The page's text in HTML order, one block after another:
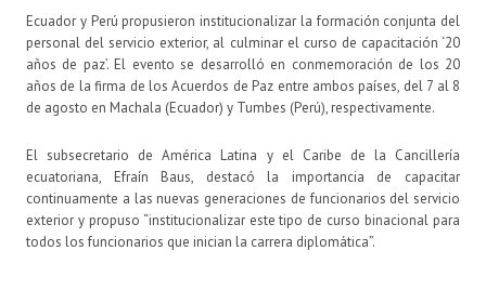
Ecuador y Perú propusieron institucionalizar la formación conjunta del
personal del servicio exterior, al culminar el curso de capacitación ‘20
años de paz’. El evento se desarrolló en conmemoración de los 20
años de la firma de los Acuerdos de Paz entre ambos países, del 7 al 8
de agosto en Machala (Ecuador) y Tumbes (Perú), respectivamente.
El subsecretario de América Latina y el Caribe de la Cancillería
ecuatoriana, Efraín Baus, destacó la importancia de capacitar
continuamente a las nuevas generaciones de funcionarios del servicio
exterior y propuso “institucionalizar este tipo de curso binacional para
todos los funcionarios que inician la carrera diplomática”.